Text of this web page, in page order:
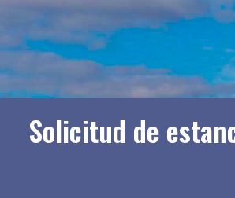
Solicitud de